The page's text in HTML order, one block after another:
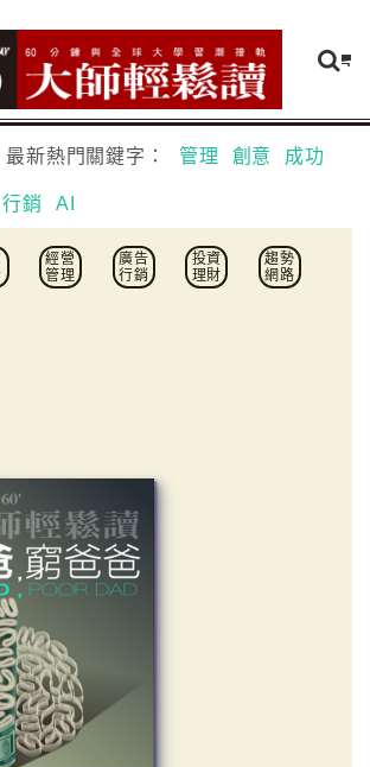
最新熱門關鍵字： 管理 創意 成功
行銷 AI
經營
管理
廣告
行銷
投資
理財
趨勢
網路